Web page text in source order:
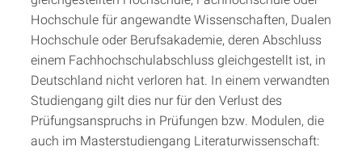
Hochschule für angewandte Wissenschaften, Dualen
Hochschule oder Berufsakademie, deren Abschluss
einem Fachhochschulabschluss gleichgestellt ist, in
Deutschland nicht verloren hat. In einem verwandten
Studiengang gilt dies nur für den Verlust des
Prüfungsanspruchs in Prüfungen bzw. Modulen, die
auch im Masterstudiengang Literaturwissenschaft: